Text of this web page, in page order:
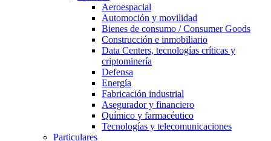
Aeroespacial
Automoción y movilidad
Bienes de consumo / Consumer Goods
Construcción e inmobiliario
Data Centers, tecnologías críticas y
criptominería
Defensa
Energía
Fabricación industrial
Asegurador y financiero
Químico y farmacéutico
Tecnologías y telecomunicaciones
Particulares